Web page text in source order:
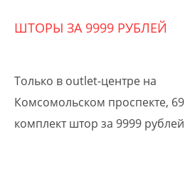
ШТОРЫ ЗА 9999 РУБЛЕЙ
Только в outlet-центре на
Комсомольском проспекте, 69
комплект штор за 9999 рублей